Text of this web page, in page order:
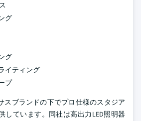
グ
グ
イティング
プ
スブランドの下でプロ仕様のスタジア
しています。同社は高出力LED照明器